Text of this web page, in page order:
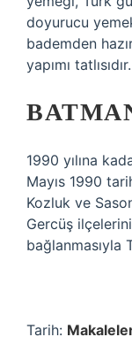
doyurucu
bademden
yapımı tatlısıdır.
1990 yılına
Mayıs 1990
Kozluk ve
Gercüş
bağlanmasıyla
Tarih: